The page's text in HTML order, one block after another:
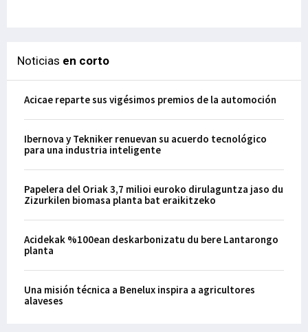
Noticias en corto
Acicae reparte sus vigésimos premios de la automoción
Ibernova y Tekniker renuevan su acuerdo tecnológico
para una industria inteligente
Papelera del Oriak 3,7 milioi euroko dirulaguntza jaso du
Zizurkilen biomasa planta bat eraikitzeko
Acidekak %100ean deskarbonizatu du bere Lantarongo
planta
Una misión técnica a Benelux inspira a agricultores
alaveses